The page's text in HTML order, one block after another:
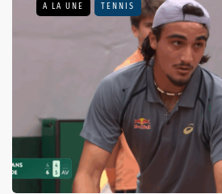
A LA UNE TENNIS